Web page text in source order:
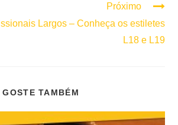
Próximo
Largos – Conheça os estiletes
L18 e L19
TAMBÉM